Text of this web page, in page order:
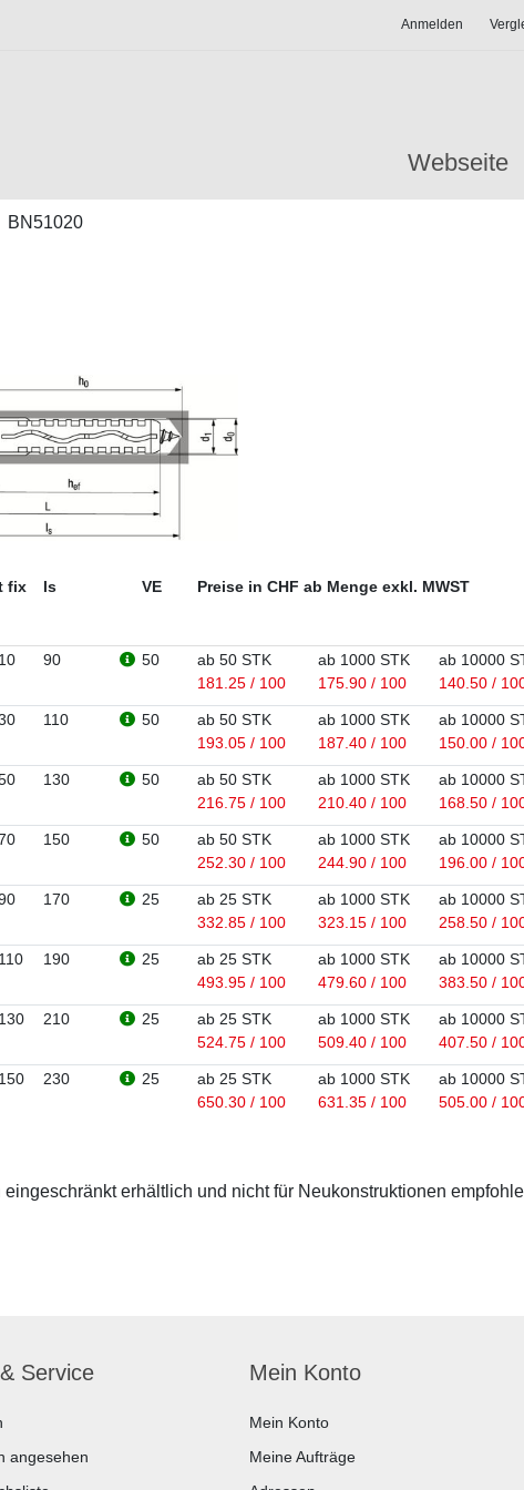
Anmelden
Webseite
BN51020
fix ls VE Preise in CHF ab Menge exkl. MWST
10 90 50
ab 50 STK
181.25 / 100
ab 1000 STK
175.90 / 100
ab 10000
140.50 /
110 50
ab 50 STK
193.05 / 100
ab 1000 STK
187.40 / 100
ab 10000
150.00 /
130 50
ab 50 STK
216.75 / 100
ab 1000 STK
210.40 / 100
ab 10000
168.50 /
150 50
ab 50 STK
252.30 / 100
ab 1000 STK
244.90 / 100
ab 10000
196.00 /
170 25
ab 25 STK
332.85 / 100
ab 1000 STK
323.15 / 100
ab 10000
258.50 /
110 190 25
ab 25 STK
493.95 / 100
ab 1000 STK
479.60 / 100
ab 10000
383.50 /
130 210 25
ab 25 STK
524.75 / 100
ab 1000 STK
509.40 / 100
ab 10000
407.50 /
150 230 25
ab 25 STK
650.30 / 100
ab 1000 STK
631.35 / 100
ab 10000
505.00 /
erhältlich und nicht für Neukonstruktionen
Service
angesehen
Mein Konto
Mein Konto
Meine Aufträge